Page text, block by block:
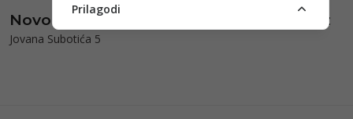
Novosadsko pozorište - Újvidéki Színház
Jovana Subotića 5
Prilagodi